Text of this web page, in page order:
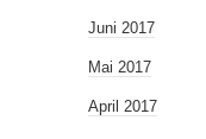
Juni 2017
Mai 2017
April 2017